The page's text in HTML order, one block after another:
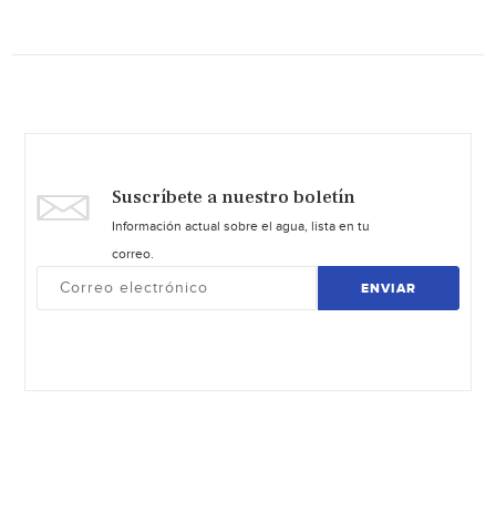
Suscríbete a nuestro boletín
Información actual sobre el agua, lista en tu
correo.
ENVIAR